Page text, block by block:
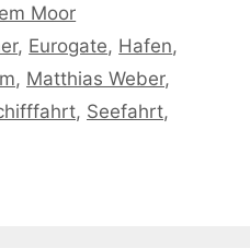
Moor
, Eurogate, Hafen,
, Matthias Weber,
, Seefahrt,